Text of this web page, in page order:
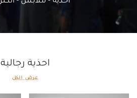
احذية رجالية
عرض الكل